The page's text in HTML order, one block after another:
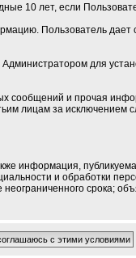
10 лет, если
Пользователь дает
для
сообщений и прочая
лицам за исключением
информация,
и обработки
срока;